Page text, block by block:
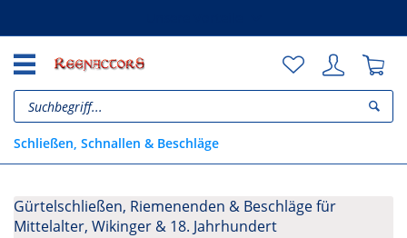
Schließen, Schnallen & Beschläge
Gürtelschließen, Riemenenden & Beschläge für
Mittelalter, Wikinger & 18. Jahrhundert